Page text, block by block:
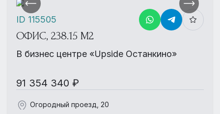
ОФИС, 238.15 М2
В бизнес центре «Upside Останкино»
91 354 340 ₽
Огородный проезд, 20
ID 115505